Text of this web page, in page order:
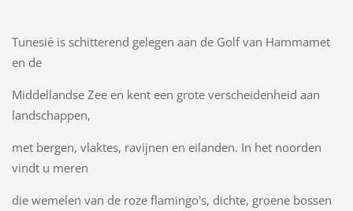
Tunesië is schitterend gelegen aan de Golf van Hammamet
en de
Middellandse Zee en kent een grote verscheidenheid aan
landschappen,
met bergen, vlaktes, ravijnen en eilanden. In het noorden
vindt u meren
die wemelen van de roze flamingo's, dichte, groene bossen